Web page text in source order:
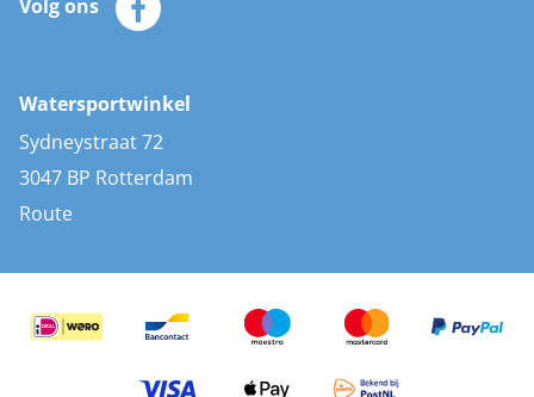
Zonnepanelen
AIS transponders
Stootwillen en fenders
Bootkussens
Zwemtrappen
Merken
Volg ons
Watersportwinkel
Sydneystraat 72
3047 BP Rotterdam
Route